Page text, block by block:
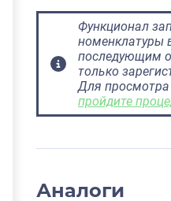
Функционал
номенклатуры
последующим
только
Для
пройдите
Аналоги